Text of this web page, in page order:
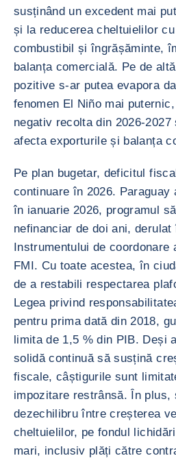
susținând un excedent mai
și la reducerea cheltuielilor
combustibil și îngrășăminte,
balanța comercială. Pe de
pozitive s-ar putea evapora
fenomen El Niño mai
negativ recolta din 2026-
afecta exporturile și balanța
Pe plan bugetar, deficitul
continuare în 2026.
în ianuarie 2026, programul
nefinanciar de doi ani, derulat
Instrumentului de coordonare
FMI. Cu toate acestea, în
de a restabili respectarea
Legea privind
pentru prima dată din 2018,
limita de 1,5 % din PIB. Deși
solidă continuă să susțină
fiscale, câștigurile sunt
impozitare restrânsă. În plus,
dezechilibru între creșterea
cheltuielilor, pe fondul
mari, inclusiv plăți către